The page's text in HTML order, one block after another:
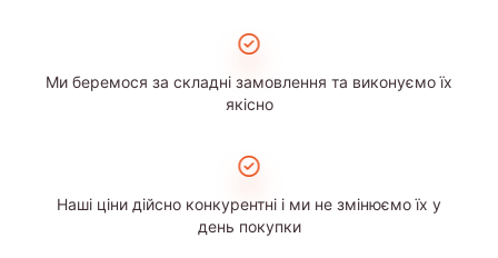
Ми беремося за складні замовлення та виконуємо їх
якісно
Наші ціни дійсно конкурентні і ми не змінюємо їх у
день покупки